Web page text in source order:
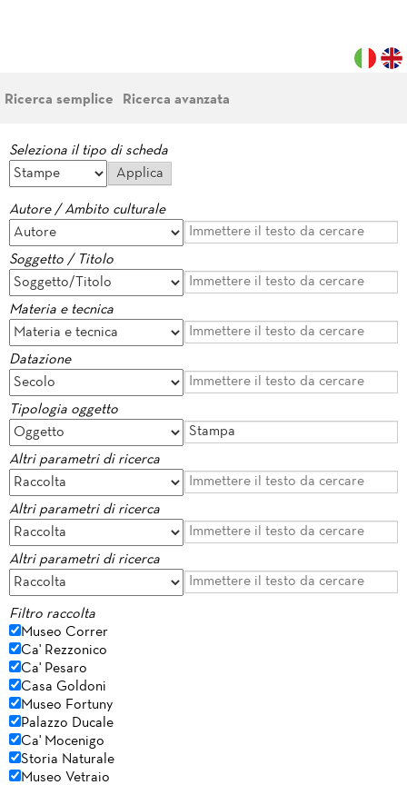
Ricerca semplice Ricerca avanzata
Seleziona il tipo di scheda
Autore / Ambito culturale
Soggetto / Titolo
Materia e tecnica
Datazione
Tipologia oggetto
Altri parametri di ricerca
Altri parametri di ricerca
Altri parametri di ricerca
Filtro raccolta
Museo Correr
Ca' Rezzonico
Ca' Pesaro
Casa Goldoni
Museo Fortuny
Palazzo Ducale
Ca' Mocenigo
Storia Naturale
Museo Vetraio